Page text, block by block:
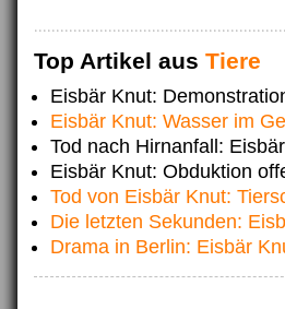
Top Artikel aus Tiere
Eisbär Knut:
Eisbär Knut: Wasser im
Tod nach Hirnanfall:
Eisbär Knut: Obduktion
Tod von Eisbär Knut:
Die letzten Sekunden:
Drama in Berlin: Eisbär